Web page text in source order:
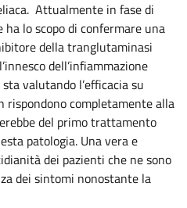
Attualmente in fase di
lo scopo di confermare una
della tranglutaminasi
dell’infiammazione
valutando l’efficacia su
rispondono completamente alla
del primo trattamento
patologia. Una vera e
dei pazienti che ne sono
dei sintomi nonostante la